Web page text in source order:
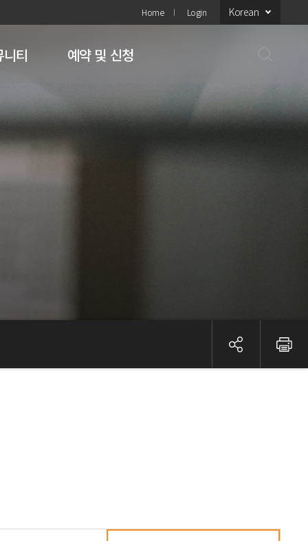
Home Login Korean
티 예약 및 신청